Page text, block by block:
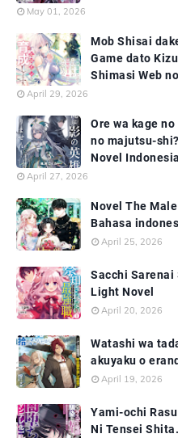
May 01, 2026
Mob Shisai
Game dato
Shimasi Web
April 29, 2026
Ore wa kage
no majutsu-
Novel Indonesia
April 27, 2026
Novel The
Bahasa
April 25, 2026
Sacchi Sarenai
Light Novel
April 20, 2026
Watashi wa
akuyaku o
April 19, 2026
Yami-ochi
Ni Tensei